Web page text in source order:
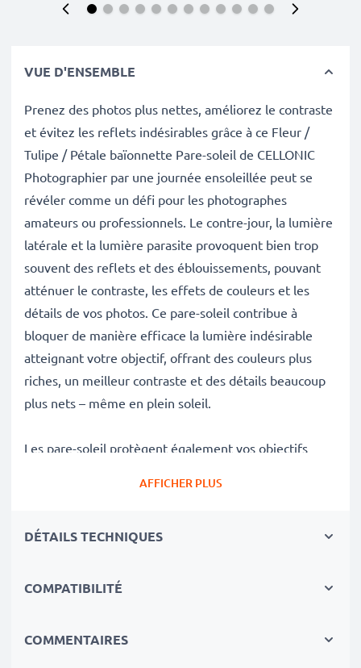
VUE D'ENSEMBLE
Prenez des photos plus nettes, améliorez le contraste
et évitez les reflets indésirables grâce à ce Fleur /
Tulipe / Pétale baïonnette Pare-soleil de CELLONIC
Photographier par une journée ensoleillée peut se
révéler comme un défi pour les photographes
amateurs ou professionnels. Le contre-jour, la lumière
latérale et la lumière parasite provoquent bien trop
souvent des reflets et des éblouissements, pouvant
atténuer le contraste, les effets de couleurs et les
détails de vos photos. Ce pare-soleil contribue à
bloquer de manière efficace la lumière indésirable
atteignant votre objectif, offrant des couleurs plus
riches, un meilleur contraste et des détails beaucoup
plus nets – même en plein soleil.
Les pare-soleil protègent également vos objectifs
photographe.
Avantages du Fleur / Tulipe / Pétale baïonnette Pare-
AFFICHER PLUS
DÉTAILS TECHNIQUES
COMPATIBILITÉ
COMMENTAIRES